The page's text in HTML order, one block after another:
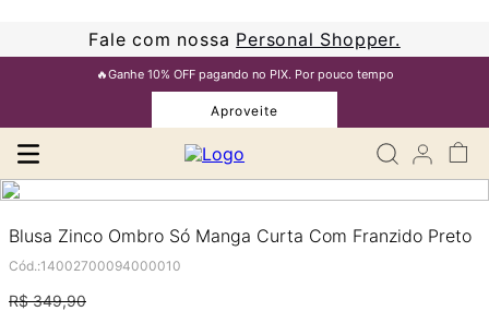
Fale com nossa Personal Shopper.
🔥Ganhe 10% OFF pagando no PIX. Por pouco tempo
Aproveite
Blusa Zinco Ombro Só Manga Curta Com Franzido Preto
Cód.:14002700094000010
R$ 349,90